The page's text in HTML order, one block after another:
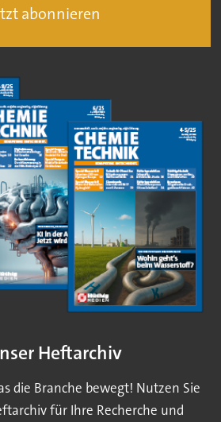
abonnieren
Heftarchiv
die Branche bewegt! Nutzen Sie
für Ihre Recherche und